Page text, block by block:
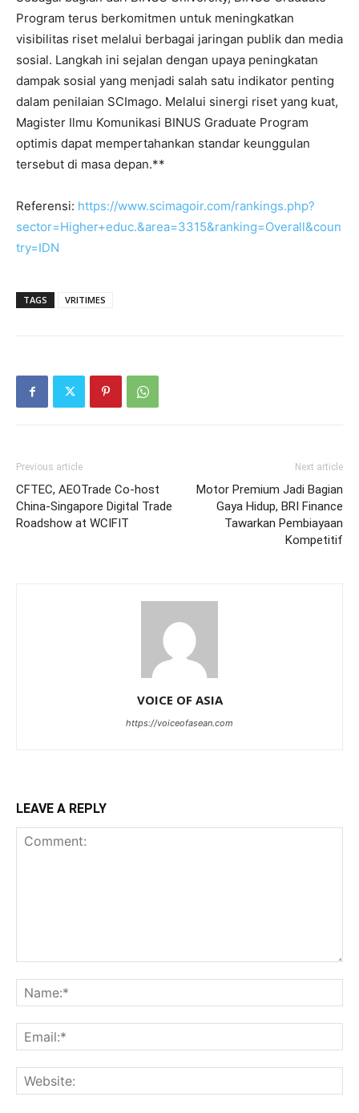
Program terus berkomitmen untuk meningkatkan
visibilitas riset melalui berbagai jaringan publik dan media
sosial. Langkah ini sejalan dengan upaya peningkatan
dampak sosial yang menjadi salah satu indikator penting
dalam penilaian SCImago. Melalui sinergi riset yang kuat,
Magister Ilmu Komunikasi BINUS Graduate Program
optimis dapat mempertahankan standar keunggulan
tersebut di masa depan.**
Referensi: https://www.scimagoir.com/rankings.php?
sector=Higher+educ.&area=3315&ranking=Overall&coun
try=IDN
TAGS VRITIMES
Previous article
CFTEC, AEOTrade Co-host
China-Singapore Digital Trade
Roadshow at WCIFIT
Next article
Motor Premium Jadi Bagian
Gaya Hidup, BRI Finance
Tawarkan Pembiayaan
Kompetitif
VOICE OF ASIA
https://voiceofasean.com
LEAVE A REPLY